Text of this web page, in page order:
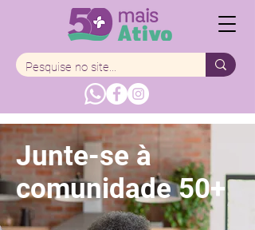
Junte-se à
comunidade 50+